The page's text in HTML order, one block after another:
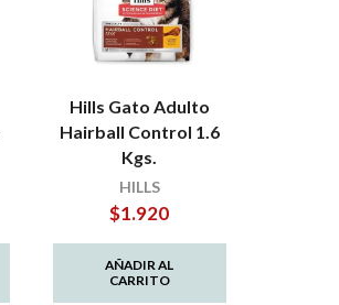
Hills Gato Adulto
Hairball Control 1.6
Kgs.
HILLS
$1.920
AÑADIR AL
CARRITO